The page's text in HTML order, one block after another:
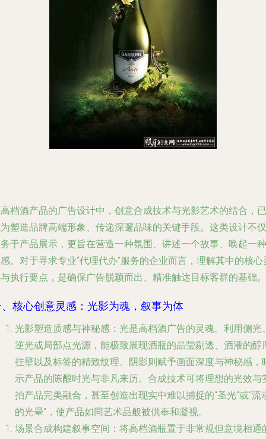
档酒产品的广告设计中，创意合成技术与光影艺术的结合，已
塑造品牌高端形象、传递深邃品味的关键手段。这类设计不仅
于产品展示，更旨在营造一种氛围、讲述一个故事、唤起一种
。对于寻求专业“代理代办”服务的企业而言，理解其中的核心
执行要点，是确保广告脱颖而出、精准触达目标客群的基础。
核心创意灵感：光影为魂，叙事为体
光影塑造质感与神秘感 ：光是高档酒广告的灵魂。利用侧光
逆光或局部点光源，能极致展现酒瓶的晶莹剔透、酒液的醇
挂壁以及标签的精致纹理。阴影则赋予画面深度与神秘感，
示产品的陈酿时光与非凡来历。合成技术可将理想的光效与
拍产品完美融合，甚至创造出现实中难以捕捉的“圣光”或“流
的光晕”，使产品如同艺术品般被供奉和凝视。
场景合成构建叙事空间 ：将高档酒瓶置于非常规但意境相通